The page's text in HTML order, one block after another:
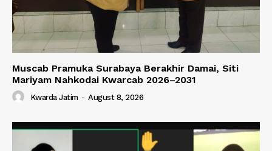
Muscab Pramuka Surabaya Berakhir Damai, Siti
Mariyam Nahkodai Kwarcab 2026–2031
Kwarda Jatim - August 8, 2026